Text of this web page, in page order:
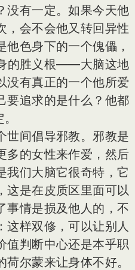
没有一定。如果今天他
，会不会他又转回异性
色身下的一个傀儡，
的胜义根——大脑这地
没有真正的一个他所爱
要追求的是什么？他都
间倡导邪教。邪教是
多的女性来作爱，然后
我们大脑它很奇特，它
这是在皮质区里面可以
事情是损及他人的，不
这样双修，可以让别人
值判断中心还是本乎职
尔蒙来让身体不好。